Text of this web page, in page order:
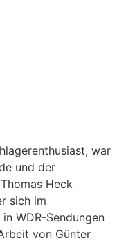
war
und der
Heck
sich im
WDR-Sendungen
von Günter